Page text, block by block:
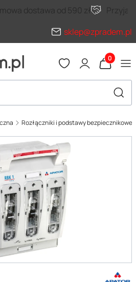
dostawa od 590 zł
sklep@zpradem.pl
Produkty
Rozłączniki i podstawy bezpiecznikowe